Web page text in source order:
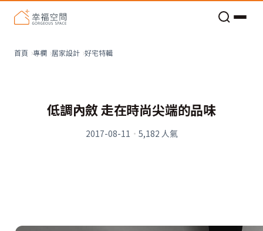
首頁 專欄 居家設計 好宅特輯
低調內斂 走在時尚尖端的品味
2017-08-11 · 5,182 人氣